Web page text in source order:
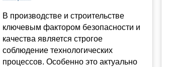
В производстве и строительстве
ключевым фактором безопасности и
качества является строгое
соблюдение технологических
процессов. Особенно это актуально